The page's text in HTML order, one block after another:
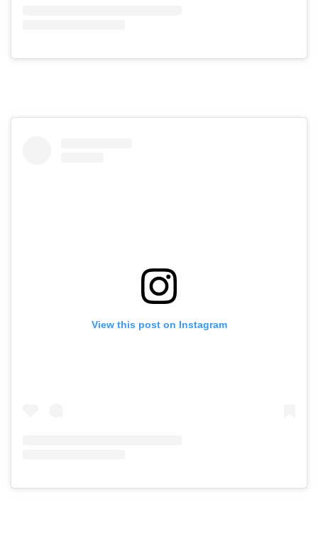
View this post on Instagram